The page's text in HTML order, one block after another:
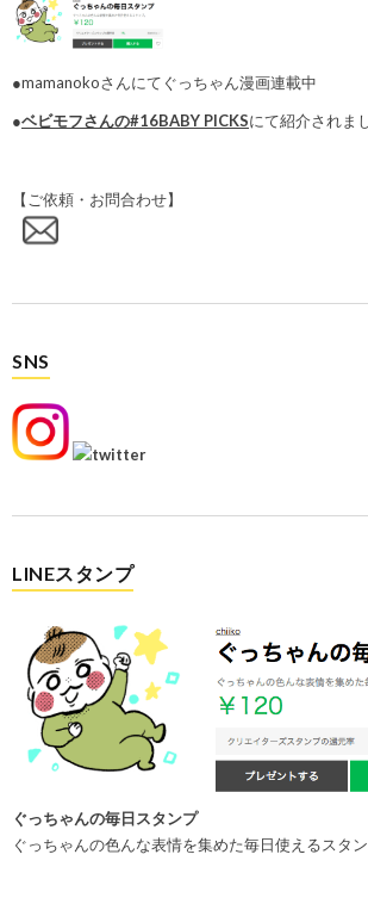
●mamanokoさんにてぐっちゃん漫画連載中
●ベビモフさんの#16BABY PICKSにて紹介されま
【ご依頼・お問合わせ】
SNS
LINEスタンプ
ぐっちゃんの毎日スタンプ
ぐっちゃんの色んな表情を集めた毎日使えるスタン